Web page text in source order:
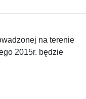
na terenie
2015r. będzie